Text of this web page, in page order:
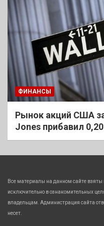
ФИНАНСЫ
Рынок акций США
Jones прибавил
Все материалы на данном сайте взяты
исключительно в ознакомительных
владельцам. Администрация сайта
несет.